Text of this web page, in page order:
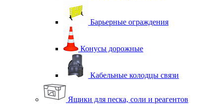
Барьерные ограждения
Конусы дорожные
Кабельные колодцы связи
Ящики для песка, соли и реагентов